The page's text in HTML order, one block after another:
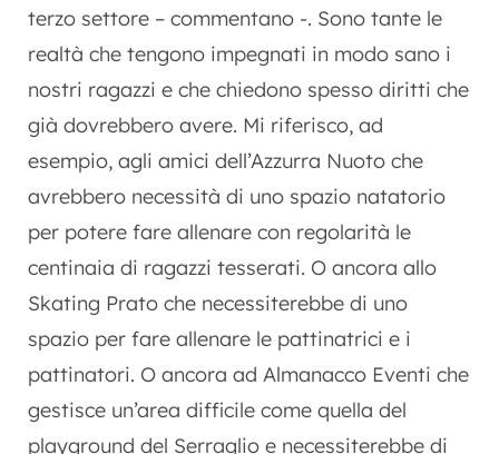
terzo settore – commentano -. Sono tante le
realtà che tengono impegnati in modo sano i
nostri ragazzi e che chiedono spesso diritti che
già dovrebbero avere. Mi riferisco, ad
esempio, agli amici dell’Azzurra Nuoto che
avrebbero necessità di uno spazio natatorio
per potere fare allenare con regolarità le
centinaia di ragazzi tesserati. O ancora allo
Skating Prato che necessiterebbe di uno
spazio per fare allenare le pattinatrici e i
pattinatori. O ancora ad Almanacco Eventi che
gestisce un’area difficile come quella del
playground del Serraglio e necessiterebbe di